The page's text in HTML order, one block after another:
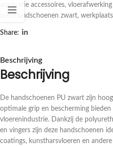
applicatie accessoires,
werkhandschoenen zwart,
Share:
Beschrijving
Beschrijving
De handschoenen PU zwart zijn
optimale grip en bescherming
vloerenindustrie. Dankzij de
en vingers zijn deze handschoenen
coatings, kunstharsvloeren en